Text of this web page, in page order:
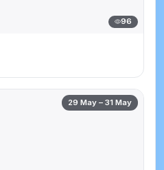
96
29 May – 31 May